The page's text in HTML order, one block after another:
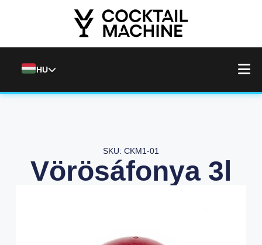
HU
SKU: CKM1-01
Vörösáfonya 3l